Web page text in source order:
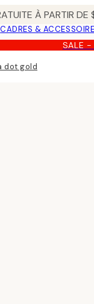
À PARTIR
CADRES &
SALE -
dot gold